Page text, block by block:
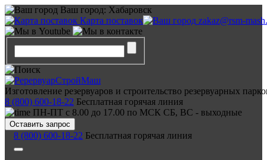
Ваш город: Хабаровск
Карта поставок
zakaz@rsm-
Изготовление резервуаров и строительство резервуарных
8 (800) 600-18-22 Бесплатная горячая линия
ПН-ПТ с 8.00 до 17.00 по МСК СБ, ВС - выходные
Оставить запрос
8 (800) 600-18-22 Бесплатная горячая линия